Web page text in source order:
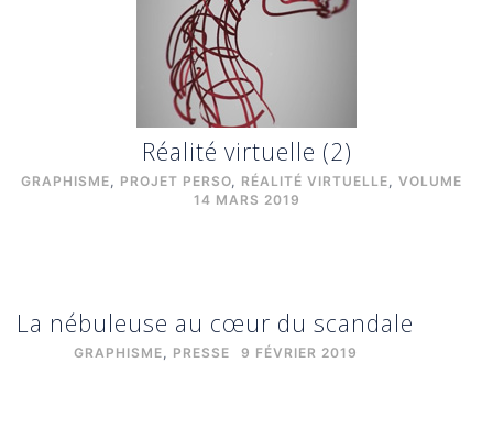
Réalité virtuelle (2)
GRAPHISME, PROJET PERSO, RÉALITÉ VIRTUELLE, VOLUME
14 MARS 2019
La nébuleuse au cœur du scandale
GRAPHISME, PRESSE 9 FÉVRIER 2019